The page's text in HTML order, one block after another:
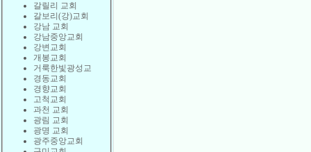
갈릴리 교회
갈보리(강)교회
강남 교회
강남중앙교회
강변교회
개봉교회
거룩한빛광성교
경동교회
경향교회
고척교회
과천 교회
광림 교회
광명 교회
광주중앙교회